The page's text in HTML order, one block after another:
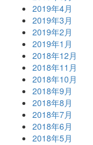
2019年4月
2019年3月
2019年2月
2019年1月
2018年12月
2018年11月
2018年10月
2018年9月
2018年8月
2018年7月
2018年6月
2018年5月